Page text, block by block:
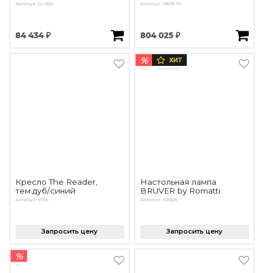
Артикул: GL-550
84 434 ₽
Артикул: 0808-10
804 025 ₽
Кресло The Reader,
тем.дуб/синий
Артикул: 5709
Запросить цену
% ХИТ
Настольная лампа
BRUVER by Romatti
Артикул: T49629
Запросить цену
%